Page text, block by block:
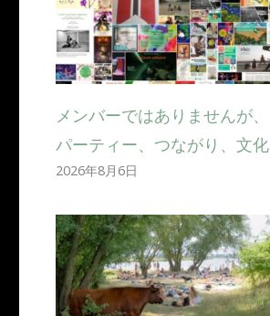
メンバーではありませんが、
パーティー、つながり、文化
2026年8月6日